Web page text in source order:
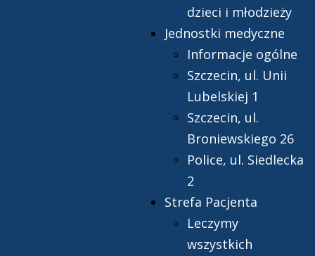
dzieci i młodzieży
Jednostki medyczne
Informacje ogólne
Szczecin, ul. Unii
Lubelskiej 1
Szczecin, ul.
Broniewskiego 26
Police, ul. Siedlecka
2
Strefa Pacjenta
Leczymy
wszystkich